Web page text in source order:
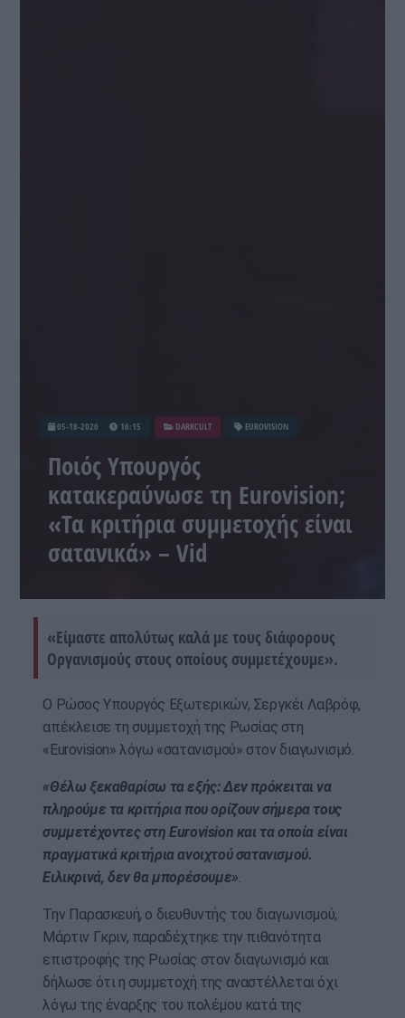
05-18-2026 16:15 DARKCULT EUROVISION
Ποιός Υπουργός
κατακεραύνωσε τη Eurovision;
«Τα κριτήρια συμμετοχής είναι
σατανικά» – Vid
«Είμαστε απολύτως καλά με τους διάφορους
Οργανισμούς στους οποίους συμμετέχουμε».
Ο Ρώσος Υπουργός Εξωτερικών, Σεργκέι Λαβρόφ,
απέκλεισε τη συμμετοχή της Ρωσίας στη
«Eurovision» λόγω «σατανισμού» στον διαγωνισμό.
«Θέλω ξεκαθαρίσω τα εξής: Δεν πρόκειται να
πληρούμε τα κριτήρια που ορίζουν σήμερα τους
συμμετέχοντες στη Eurovision και τα οποία είναι
πραγματικά κριτήρια ανοιχτού σατανισμού.
Ειλικρινά, δεν θα μπορέσουμε».
Την Παρασκευή, ο διευθυντής του διαγωνισμού,
Μάρτιν Γκριν, παραδέχτηκε την πιθανότητα
επιστροφής της Ρωσίας στον διαγωνισμό και
δήλωσε ότι η συμμετοχή της αναστέλλεται όχι
λόγω της έναρξης του πολέμου κατά της